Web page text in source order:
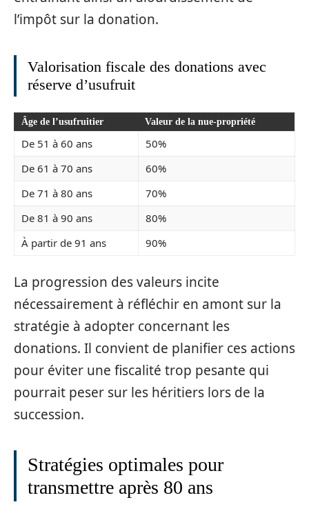
l’impôt sur la donation.
Valorisation fiscale des donations avec
réserve d’usufruit
Âge de l’usufruitier Valeur de la nue-propriété
De 51 à 60 ans
50%
De 61 à 70 ans
60%
De 71 à 80 ans
70%
De 81 à 90 ans
80%
À partir de 91 ans
90%
La progression des valeurs incite
nécessairement à réfléchir en amont sur la
stratégie à adopter concernant les
donations. Il convient de planifier ces actions
pour éviter une fiscalité trop pesante qui
pourrait peser sur les héritiers lors de la
succession.
Stratégies optimales pour
transmettre après 80 ans